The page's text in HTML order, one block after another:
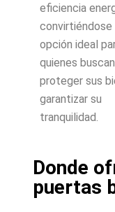
eficiencia
convirtiéndose
opción ideal
quienes buscan
proteger sus
garantizar su
tranquilidad.
Donde
puertas